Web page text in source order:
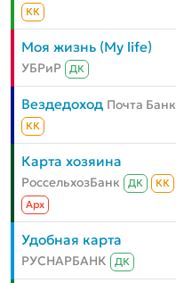
КК
Моя жизнь (My life)
УБРиР ДК
Вездедоход Почта Банк
КК
Карта хозяина
РоссельхозБанк ДК
КК
Aрх
Удобная карта
РУСНАРБАНК ДК